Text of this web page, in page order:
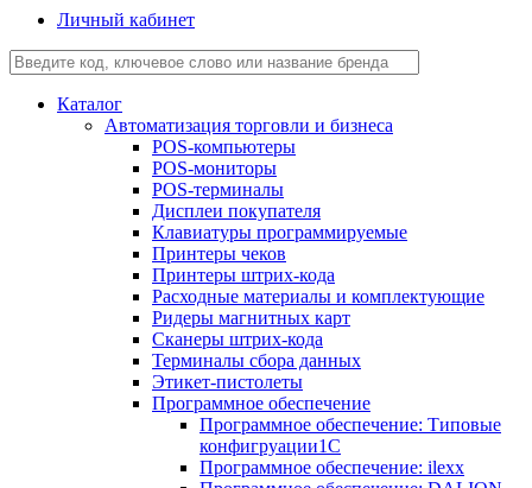
Личный кабинет
Каталог
Автоматизация торговли и бизнеса
POS-компьютеры
POS-мониторы
POS-терминалы
Дисплеи покупателя
Клавиатуры программируемые
Принтеры чеков
Принтеры штрих-кода
Расходные материалы и комплектующие
Ридеры магнитных карт
Сканеры штрих-кода
Терминалы сбора данных
Этикет-пистолеты
Программное обеспечение
Программное обеспечение: Типовые
конфигруации1С
Программное обеспечение: ilexx